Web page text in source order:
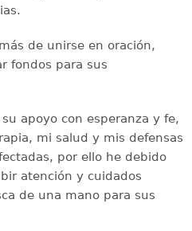
de unirse en oración,
fondos para sus
apoyo con esperanza y fe,
mi salud y mis defensas
por ello he debido
atención y cuidados
de una mano para sus